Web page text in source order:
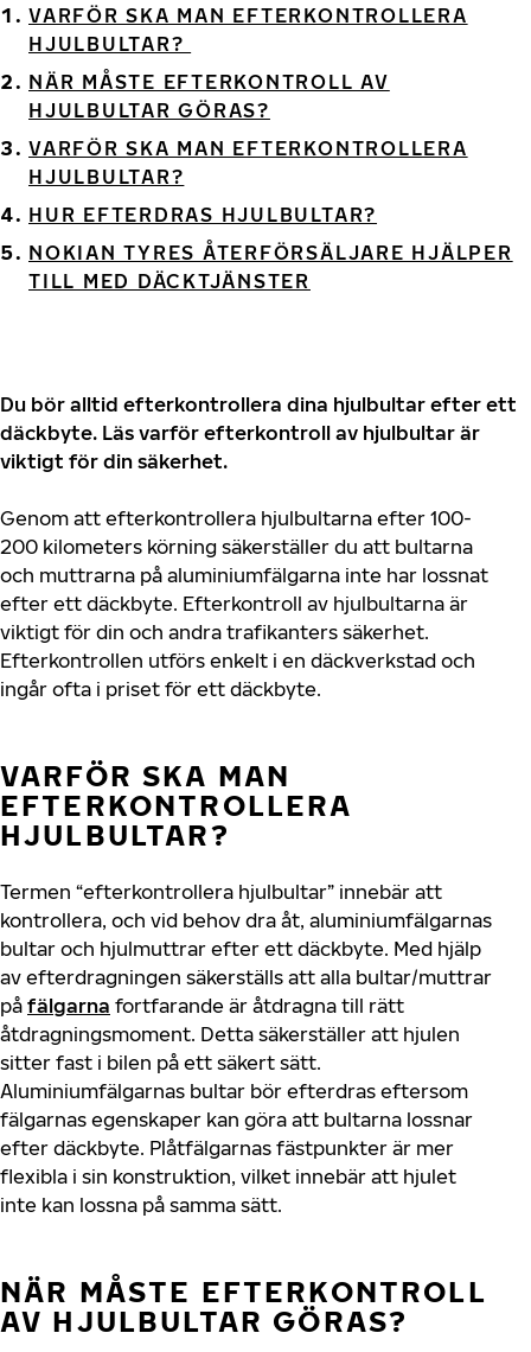
VARFÖR SKA MAN EFTERKONTROLLERA
HJULBULTAR?
NÄR MÅSTE EFTERKONTROLL AV
HJULBULTAR GÖRAS?
VARFÖR SKA MAN EFTERKONTROLLERA
HJULBULTAR?
HUR EFTERDRAS HJULBULTAR?
NOKIAN TYRES ÅTERFÖRSÄLJARE HJÄLPER
TILL MED DÄCKTJÄNSTER
Du bör alltid efterkontrollera dina hjulbultar efter ett
däckbyte. Läs varför efterkontroll av hjulbultar är
viktigt för din säkerhet.
Genom att efterkontrollera hjulbultarna efter 100-
200 kilometers körning säkerställer du att bultarna
och muttrarna på aluminiumfälgarna inte har lossnat
efter ett däckbyte. Efterkontroll av hjulbultarna är
viktigt för din och andra trafikanters säkerhet.
Efterkontrollen utförs enkelt i en däckverkstad och
ingår ofta i priset för ett däckbyte.
VARFÖR SKA MAN
EFTERKONTROLLERA
HJULBULTAR?
Termen “efterkontrollera hjulbultar” innebär att
kontrollera, och vid behov dra åt, aluminiumfälgarnas
bultar och hjulmuttrar efter ett däckbyte. Med hjälp
av efterdragningen säkerställs att alla bultar/muttrar
på fälgarna fortfarande är åtdragna till rätt
åtdragningsmoment. Detta säkerställer att hjulen
sitter fast i bilen på ett säkert sätt.
Aluminiumfälgarnas bultar bör efterdras eftersom
fälgarnas egenskaper kan göra att bultarna lossnar
efter däckbyte. Plåtfälgarnas fästpunkter är mer
flexibla i sin konstruktion, vilket innebär att hjulet
inte kan lossna på samma sätt.
NÄR MÅSTE EFTERKONTROLL
AV HJULBULTAR GÖRAS?